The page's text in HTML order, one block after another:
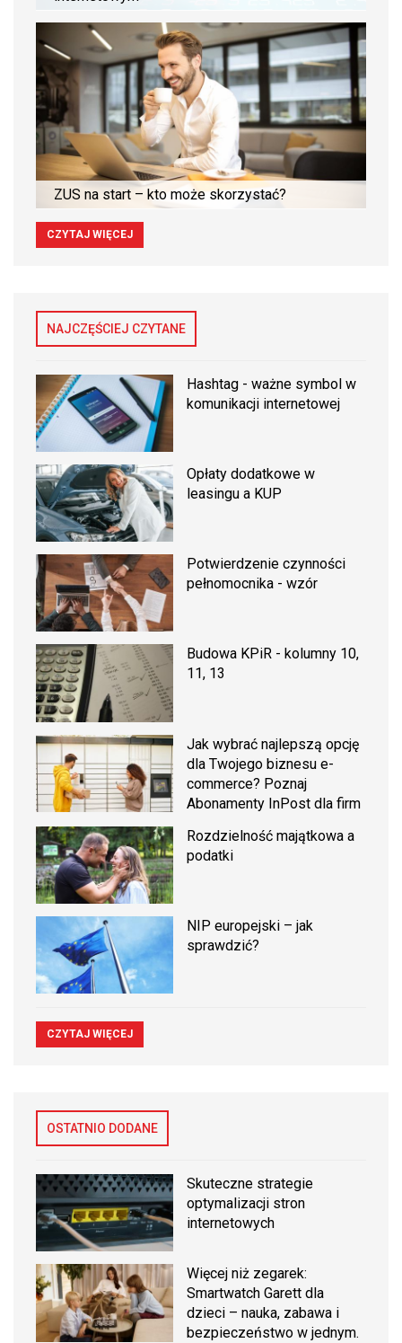
ZUS na start – kto może skorzystać?
CZYTAJ WIĘCEJ
NAJCZĘŚCIEJ CZYTANE
Hashtag - ważne symbol w
komunikacji internetowej
Opłaty dodatkowe w
leasingu a KUP
Potwierdzenie czynności
pełnomocnika - wzór
Budowa KPiR - kolumny 10,
11, 13
Jak wybrać najlepszą opcję
dla Twojego biznesu e-
commerce? Poznaj
Abonamenty InPost dla firm
Rozdzielność majątkowa a
podatki
NIP europejski – jak
sprawdzić?
CZYTAJ WIĘCEJ
OSTATNIO DODANE
Skuteczne strategie
optymalizacji stron
internetowych
Więcej niż zegarek:
Smartwatch Garett dla
dzieci – nauka, zabawa i
bezpieczeństwo w jednym.